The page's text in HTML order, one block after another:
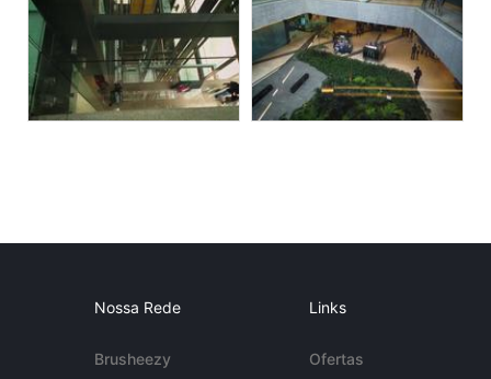
Nossa Rede
Brusheezy
Links
Ofertas